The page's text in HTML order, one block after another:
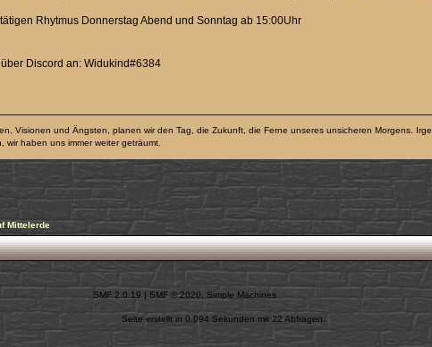
Rhytmus Donnerstag Abend und Sonntag ab 15:00Uhr
Discord an: Widukind#6384
Visionen und Ängsten, planen wir den Tag, die Zukunft, die Ferne unseres unsicheren Morgens.
haben uns immer weiter geträumt.
Mittelerde
SMF 2.0.19 | SMF © 2020 Simple Machines
Seite erstellt in 0.094 Sekunden mit 22 Abfragen.